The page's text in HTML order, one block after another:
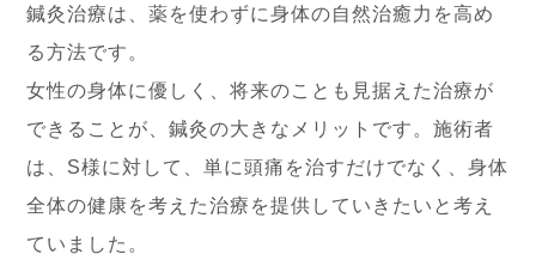
鍼灸治療は、薬を使わずに身体の自然治癒力を高め
る方法です。
女性の身体に優しく、将来のことも見据えた治療が
できることが、鍼灸の大きなメリットです。施術者
は、S様に対して、単に頭痛を治すだけでなく、身体
全体の健康を考えた治療を提供していきたいと考え
ていました。